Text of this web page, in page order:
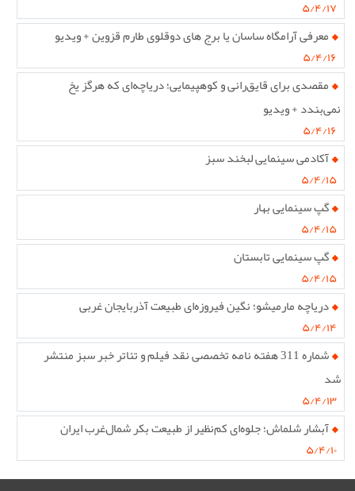
۵/۴/۱۷
معرفی آرامگاه ساسان یا برج های دوقلوی طارم قزوین + ویدیو
۵/۴/۱۶
مقصدی برای قایق‌رانی و کوهپیمایی؛ دریاچه‌ای که هرگز یخ
نمی‌بندد + ویدیو
۵/۴/۱۶
آکادمی سینمایی لبخند سبز
۵/۴/۱۵
گپ سینمایی بهار
۵/۴/۱۵
گپ سینمایی تابستان
۵/۴/۱۵
دریاچه مارمیشو؛ نگین فیروزه‌ای طبیعت آذربایجان غربی
۵/۴/۱۴
شماره 311 هفته نامه تخصصی نقد فیلم و تئاتر خبر سبز منتشر
شد
۵/۴/۱۳
آبشار شلماش؛ جلوه‌ای کم‌نظیر از طبیعت بکر شمال‌غرب ایران
۵/۴/۱۰